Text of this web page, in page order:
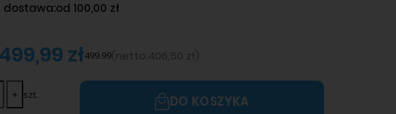
dostawa:od 100,00 zł
499,99 zł499.99(netto:406,50 zł)
szt. DO KOSZYKA